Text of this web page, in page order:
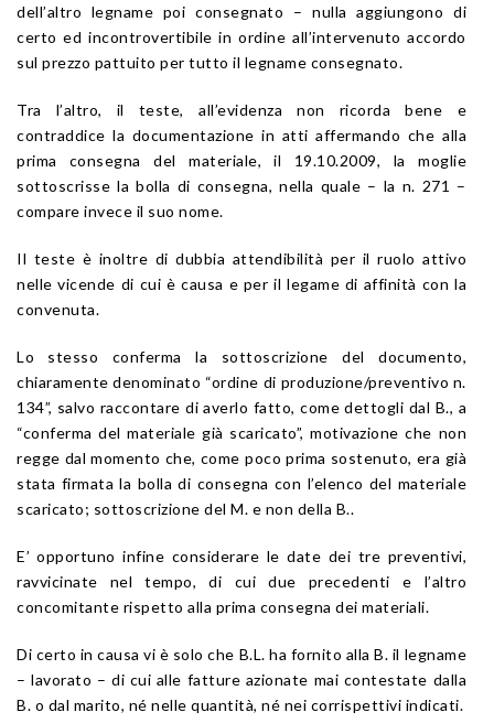
dell’altro legname poi consegnato – nulla aggiungono di
certo ed incontrovertibile in ordine all’intervenuto accordo
sul prezzo pattuito per tutto il legname consegnato.
Tra l’altro, il teste, all’evidenza non ricorda bene e
contraddice la documentazione in atti affermando che alla
prima consegna del materiale, il 19.10.2009, la moglie
sottoscrisse la bolla di consegna, nella quale – la n. 271 –
compare invece il suo nome.
Il teste è inoltre di dubbia attendibilità per il ruolo attivo
nelle vicende di cui è causa e per il legame di affinità con la
convenuta.
Lo stesso conferma la sottoscrizione del documento,
chiaramente denominato “ordine di produzione/preventivo n.
134”, salvo raccontare di averlo fatto, come dettogli dal B., a
“conferma del materiale già scaricato”, motivazione che non
regge dal momento che, come poco prima sostenuto, era già
stata firmata la bolla di consegna con l’elenco del materiale
scaricato; sottoscrizione del M. e non della B..
E’ opportuno infine considerare le date dei tre preventivi,
ravvicinate nel tempo, di cui due precedenti e l’altro
concomitante rispetto alla prima consegna dei materiali.
Di certo in causa vi è solo che B.L. ha fornito alla B. il legname
– lavorato – di cui alle fatture azionate mai contestate dalla
B. o dal marito, né nelle quantità, né nei corrispettivi indicati.